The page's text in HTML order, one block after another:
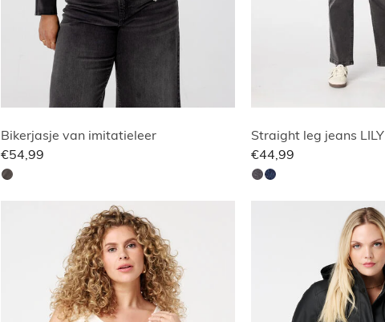
Bikerjasje van imitatieleer
€54,99
Straight leg jeans LILY
€44,99